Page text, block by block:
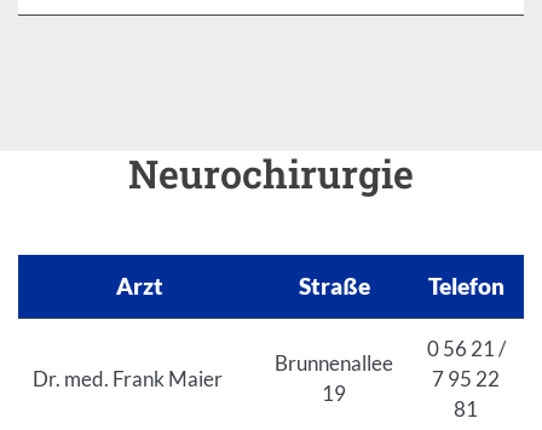
Neurochirurgie
Arzt Straße Telefon
Dr. med. Frank Maier
Brunnenallee
19
0 56 21 /
7 95 22
81